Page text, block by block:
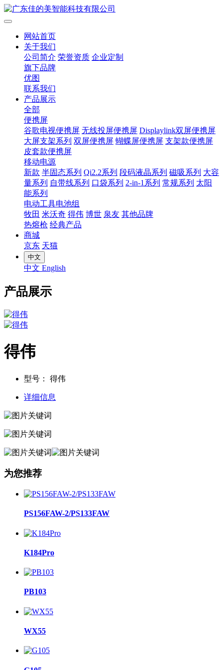
网站首页
关于我们
公司简介 荣誉资质 企业定制
旗下品牌
优图
联系我们
产品展示
全部
便携屏
谷歌电视便携屏 无线投屏便携屏 Displaylink双屏便携屏
大屏支架系列 双屏便携屏 蝴蝶屏便携屏 支架款便携屏
皮套款便携屏
移动电源
新款 半固态系列 Qi2.2系列 段码液晶系列 磁吸系列 大容
量系列 自带线系列 口袋系列 2-in-1系列 常规系列 太阳
能系列
电动工具电池组
牧田 米沃奇 得伟 博世 泉友 其他品牌
热熔枪 经典产品
商城
京东 天猫
中文
中文 English
产品展示
得伟
型号： 得伟
详细信息
为您推荐
PS156FAW-2/PS133FAW
K184Pro
PB103
WX55